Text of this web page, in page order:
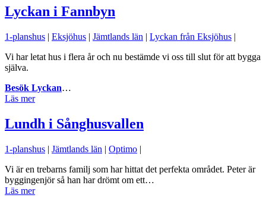
Lyckan i Fannbyn
1-planshus | Eksjöhus | Jämtlands län | Lyckan från Eksjöhus |
Vi har letat hus i flera år och nu bestämde vi oss till slut för att bygga
själva.
Besök Lyckan…
Läs mer
Lundh i Sånghusvallen
1-planshus | Jämtlands län | Optimo |
Vi är en trebarns familj som har hittat det perfekta området. Peter är
byggingenjör så han har drömt om ett…
Läs mer